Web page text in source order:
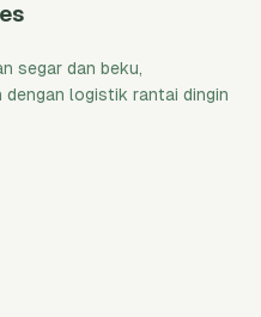
segar dan beku,
logistik rantai dingin